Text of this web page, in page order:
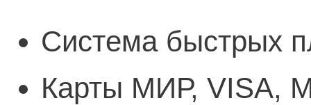
Система быстрых
Карты МИР, VISA,